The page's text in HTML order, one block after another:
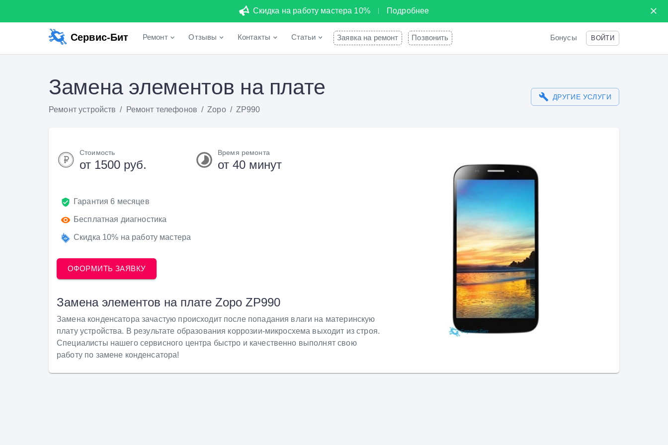
Скидка на работу мастера 10% Подробнее
Сервис-Бит Ремонт Отзывы Контакты Статьи Заявка на ремонт Позвонить Бонусы ВОЙТИ
Замена элементов на плате
Ремонт устройств / Ремонт телефонов / Zopo / ZP990
ДРУГИЕ УСЛУГИ
Стоимость
от 1500 руб.
Время ремонта
от 40 минут
Гарантия 6 месяцев
Бесплатная диагностика
Скидка 10% на работу мастера
ОФОРМИТЬ ЗАЯВКУ
Замена элементов на плате Zopo ZP990
Замена конденсатора зачастую происходит после попадания влаги на материнскую
плату устройства. В результате образования коррозии-микросхема выходит из строя.
Специалисты нашего сервисного центра быстро и качественно выполнят свою
работу по замене конденсатора!